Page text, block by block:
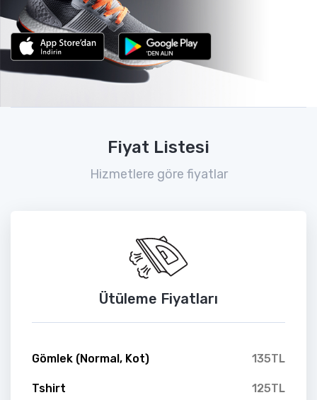
Fiyat Listesi
Hizmetlere göre fiyatlar
Ütüleme Fiyatları
Gömlek (Normal, Kot) 135TL
Tshirt 125TL